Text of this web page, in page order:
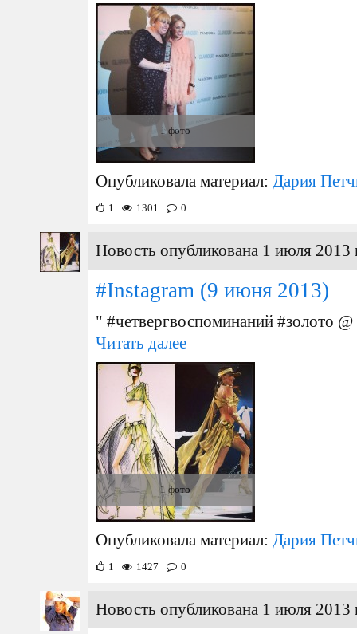
1 фото
Опубликовала материал: Дария
1 1301 0
Новость опубликована 1 июля 2013
#Instagram (9 июня 2013)
" #четвергвоспоминаний #золото
Читать далее
1 фото
Опубликовала материал: Дария
1 1427 0
Новость опубликована 1 июля 2013